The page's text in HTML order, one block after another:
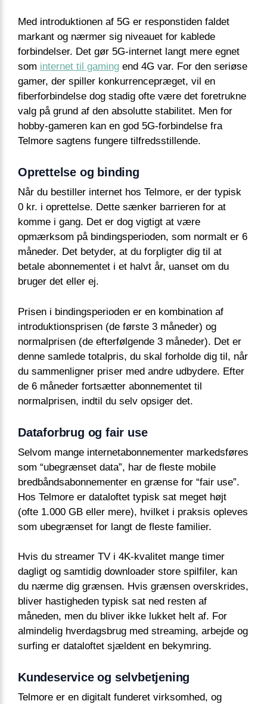
Med introduktionen af 5G er responstiden faldet
markant og nærmer sig niveauet for kablede
forbindelser. Det gør 5G-internet langt mere egnet
som internet til gaming end 4G var. For den seriøse
gamer, der spiller konkurrencepræget, vil en
fiberforbindelse dog stadig ofte være det foretrukne
valg på grund af den absolutte stabilitet. Men for
hobby-gameren kan en god 5G-forbindelse fra
Telmore sagtens fungere tilfredsstillende.
Oprettelse og binding
Når du bestiller internet hos Telmore, er der typisk
0 kr. i oprettelse. Dette sænker barrieren for at
komme i gang. Det er dog vigtigt at være
opmærksom på bindingsperioden, som normalt er 6
måneder. Det betyder, at du forpligter dig til at
betale abonnementet i et halvt år, uanset om du
bruger det eller ej.
Prisen i bindingsperioden er en kombination af
introduktionsprisen (de første 3 måneder) og
normalprisen (de efterfølgende 3 måneder). Det er
denne samlede totalpris, du skal forholde dig til, når
du sammenligner priser med andre udbydere. Efter
de 6 måneder fortsætter abonnementet til
normalprisen, indtil du selv opsiger det.
Dataforbrug og fair use
Selvom mange internetabonnementer markedsføres
som “ubegrænset data”, har de fleste mobile
bredbåndsabonnementer en grænse for “fair use”.
Hos Telmore er dataloftet typisk sat meget højt
(ofte 1.000 GB eller mere), hvilket i praksis opleves
som ubegrænset for langt de fleste familier.
Hvis du streamer TV i 4K-kvalitet mange timer
dagligt og samtidig downloader store spilfiler, kan
du nærme dig grænsen. Hvis grænsen overskrides,
bliver hastigheden typisk sat ned resten af
måneden, men du bliver ikke lukket helt af. For
almindelig hverdagsbrug med streaming, arbejde og
surfing er dataloftet sjældent en bekymring.
Kundeservice og selvbetjening
Telmore er en digitalt funderet virksomhed, og